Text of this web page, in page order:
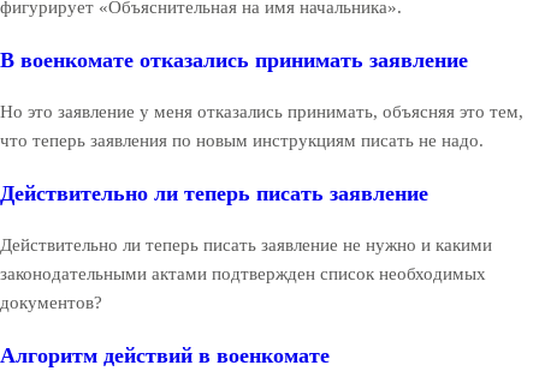
фигурирует «Объяснительная на имя начальника».
В военкомате отказались принимать заявление
Но это заявление у меня отказались принимать, объясняя это тем,
что теперь заявления по новым инструкциям писать не надо.
Действительно ли теперь писать заявление
Действительно ли теперь писать заявление не нужно и какими
законодательными актами подтвержден список необходимых
документов?
Алгоритм действий в военкомате